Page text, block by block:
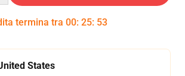
termina tra 00: 25: 53
States